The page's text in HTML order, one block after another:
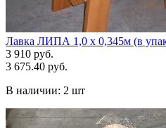
Лавка ЛИПА 1,0 х 0,345м (в
3 910 руб.
3 675.40 руб.
В наличии: 2 шт